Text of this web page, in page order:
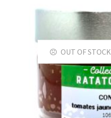
OUT OF STOCK